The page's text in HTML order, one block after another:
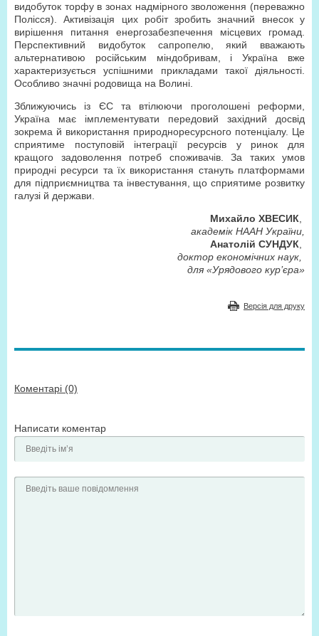
видобуток торфу в зонах надмірного зволоження (переважно
Полісся). Активізація цих робіт зробить значний внесок у
вирішення питання енергозабезпечення місцевих громад.
Перспективний видобуток сапропелю, який вважають
альтернативою російським міндобривам, і Україна вже
характеризується успішними прикладами такої діяльності.
Особливо значні родовища на Волині.
Зближуючись із ЄС та втілюючи проголошені реформи,
Україна має імплементувати передовий західний досвід
зокрема й використання природноресурсного потенціалу. Це
сприятиме поступовій інтеграції ресурсів у ринок для
кращого задоволення потреб споживачів. За таких умов
природні ресурси та їх використання стануть платформами
для підприємництва та інвестування, що сприятиме розвитку
галузі й держави.
Михайло ХВЕСИК
академік НААН України,
Анатолій СУНДУК
доктор економічних наук,
для «Урядового кур’єра»
Версія для друку
Коментарі (0)
Написати коментар